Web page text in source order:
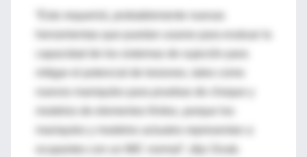
“Esto requerirá, probablemente nuevas
capacidad de los sistemas de sujeción para
mitigar el potencial de lesiones, tales como
nuevos maniquíes para pruebas de choque y
modelos de elementos finitos, porque los
ocupantes con un IMC normal”, dijo Sivak.